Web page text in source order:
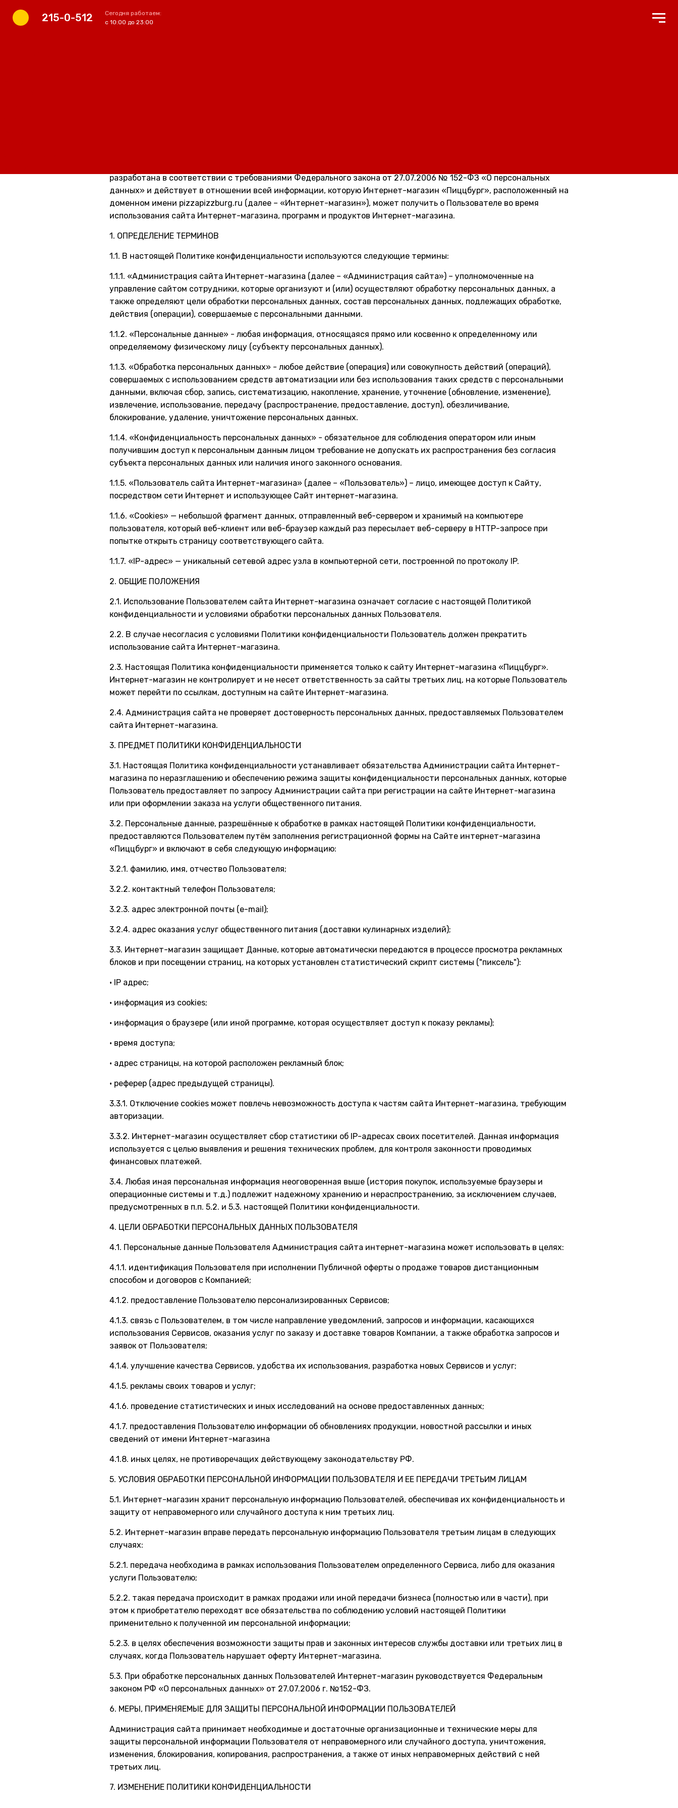
215-0-512
Сегодня работаем:
с 10:00 до 23:00
разработана в соответствии с требованиями Федерального закона от 27.07.2006 № 152-ФЗ «О персональных
данных» и действует в отношении всей информации, которую Интернет-магазин «Пиццбург», расположенный на
доменном имени pizzapizzburg.ru (далее – «Интернет-магазин»), может получить о Пользователе во время
использования сайта Интернет-магазина, программ и продуктов Интернет-магазина.
1. ОПРЕДЕЛЕНИЕ ТЕРМИНОВ
1.1. В настоящей Политике конфиденциальности используются следующие термины:
1.1.1. «Администрация сайта Интернет-магазина (далее – «Администрация сайта») – уполномоченные на
управление сайтом сотрудники, которые организуют и (или) осуществляют обработку персональных данных, а
также определяют цели обработки персональных данных, состав персональных данных, подлежащих обработке,
действия (операции), совершаемые с персональными данными.
1.1.2. «Персональные данные» - любая информация, относящаяся прямо или косвенно к определенному или
определяемому физическому лицу (субъекту персональных данных).
1.1.3. «Обработка персональных данных» - любое действие (операция) или совокупность действий (операций),
совершаемых с использованием средств автоматизации или без использования таких средств с персональными
данными, включая сбор, запись, систематизацию, накопление, хранение, уточнение (обновление, изменение),
извлечение, использование, передачу (распространение, предоставление, доступ), обезличивание,
блокирование, удаление, уничтожение персональных данных.
1.1.4. «Конфиденциальность персональных данных» - обязательное для соблюдения оператором или иным
получившим доступ к персональным данным лицом требование не допускать их распространения без согласия
субъекта персональных данных или наличия иного законного основания.
1.1.5. «Пользователь сайта Интернет-магазина» (далее – «Пользователь») – лицо, имеющее доступ к Сайту,
посредством сети Интернет и использующее Сайт интернет-магазина.
1.1.6. «Cookies» — небольшой фрагмент данных, отправленный веб-сервером и хранимый на компьютере
пользователя, который веб-клиент или веб-браузер каждый раз пересылает веб-серверу в HTTP-запросе при
попытке открыть страницу соответствующего сайта.
1.1.7. «IP-адрес» — уникальный сетевой адрес узла в компьютерной сети, построенной по протоколу IP.
2. ОБЩИЕ ПОЛОЖЕНИЯ
2.1. Использование Пользователем сайта Интернет-магазина означает согласие с настоящей Политикой
конфиденциальности и условиями обработки персональных данных Пользователя.
2.2. В случае несогласия с условиями Политики конфиденциальности Пользователь должен прекратить
использование сайта Интернет-магазина.
2.3. Настоящая Политика конфиденциальности применяется только к сайту Интернет-магазина «Пиццбург».
Интернет-магазин не контролирует и не несет ответственность за сайты третьих лиц, на которые Пользователь
может перейти по ссылкам, доступным на сайте Интернет-магазина.
2.4. Администрация сайта не проверяет достоверность персональных данных, предоставляемых Пользователем
сайта Интернет-магазина.
3. ПРЕДМЕТ ПОЛИТИКИ КОНФИДЕНЦИАЛЬНОСТИ
3.1. Настоящая Политика конфиденциальности устанавливает обязательства Администрации сайта Интернет-
магазина по неразглашению и обеспечению режима защиты конфиденциальности персональных данных, которые
Пользователь предоставляет по запросу Администрации сайта при регистрации на сайте Интернет-магазина
или при оформлении заказа на услуги общественного питания.
3.2. Персональные данные, разрешённые к обработке в рамках настоящей Политики конфиденциальности,
предоставляются Пользователем путём заполнения регистрационной формы на Сайте интернет-магазина
«Пиццбург» и включают в себя следующую информацию:
3.2.1. фамилию, имя, отчество Пользователя;
3.2.2. контактный телефон Пользователя;
3.2.3. адрес электронной почты (e-mail);
3.2.4. адрес оказания услуг общественного питания (доставки кулинарных изделий);
3.3. Интернет-магазин защищает Данные, которые автоматически передаются в процессе просмотра рекламных
блоков и при посещении страниц, на которых установлен статистический скрипт системы ("пиксель"):
· IP адрес;
· информация из cookies;
· информация о браузере (или иной программе, которая осуществляет доступ к показу рекламы);
· время доступа;
· адрес страницы, на которой расположен рекламный блок;
· реферер (адрес предыдущей страницы).
3.3.1. Отключение cookies может повлечь невозможность доступа к частям сайта Интернет-магазина, требующим
авторизации.
3.3.2. Интернет-магазин осуществляет сбор статистики об IP-адресах своих посетителей. Данная информация
используется с целью выявления и решения технических проблем, для контроля законности проводимых
финансовых платежей.
3.4. Любая иная персональная информация неоговоренная выше (история покупок, используемые браузеры и
операционные системы и т.д.) подлежит надежному хранению и нераспространению, за исключением случаев,
предусмотренных в п.п. 5.2. и 5.3. настоящей Политики конфиденциальности.
4. ЦЕЛИ ОБРАБОТКИ ПЕРСОНАЛЬНЫХ ДАННЫХ ПОЛЬЗОВАТЕЛЯ
4.1. Персональные данные Пользователя Администрация сайта интернет-магазина может использовать в целях:
4.1.1. идентификация Пользователя при исполнении Публичной оферты о продаже товаров дистанционным
способом и договоров с Компанией;
4.1.2. предоставление Пользователю персонализированных Сервисов;
4.1.3. связь с Пользователем, в том числе направление уведомлений, запросов и информации, касающихся
использования Сервисов, оказания услуг по заказу и доставке товаров Компании, а также обработка запросов и
заявок от Пользователя;
4.1.4. улучшение качества Сервисов, удобства их использования, разработка новых Сервисов и услуг;
4.1.5. рекламы своих товаров и услуг;
4.1.6. проведение статистических и иных исследований на основе предоставленных данных;
4.1.7. предоставления Пользователю информации об обновлениях продукции, новостной рассылки и иных
сведений от имени Интернет-магазина
4.1.8. иных целях, не противоречащих действующему законодательству РФ.
5. УСЛОВИЯ ОБРАБОТКИ ПЕРСОНАЛЬНОЙ ИНФОРМАЦИИ ПОЛЬЗОВАТЕЛЯ И ЕЕ ПЕРЕДАЧИ ТРЕТЬИМ ЛИЦАМ
5.1. Интернет-магазин хранит персональную информацию Пользователей, обеспечивая их конфиденциальность и
защиту от неправомерного или случайного доступа к ним третьих лиц.
5.2. Интернет-магазин вправе передать персональную информацию Пользователя третьим лицам в следующих
случаях:
5.2.1. передача необходима в рамках использования Пользователем определенного Сервиса, либо для оказания
услуги Пользователю;
5.2.2. такая передача происходит в рамках продажи или иной передачи бизнеса (полностью или в части), при
этом к приобретателю переходят все обязательства по соблюдению условий настоящей Политики
применительно к полученной им персональной информации;
5.2.3. в целях обеспечения возможности защиты прав и законных интересов службы доставки или третьих лиц в
случаях, когда Пользователь нарушает оферту Интернет-магазина.
5.3. При обработке персональных данных Пользователей Интернет-магазин руководствуется Федеральным
законом РФ «О персональных данных» от 27.07.2006 г. №152-ФЗ.
6. МЕРЫ, ПРИМЕНЯЕМЫЕ ДЛЯ ЗАЩИТЫ ПЕРСОНАЛЬНОЙ ИНФОРМАЦИИ ПОЛЬЗОВАТЕЛЕЙ
Администрация сайта принимает необходимые и достаточные организационные и технические меры для
защиты персональной информации Пользователя от неправомерного или случайного доступа, уничтожения,
изменения, блокирования, копирования, распространения, а также от иных неправомерных действий с ней
третьих лиц.
7. ИЗМЕНЕНИЕ ПОЛИТИКИ КОНФИДЕНЦИАЛЬНОСТИ